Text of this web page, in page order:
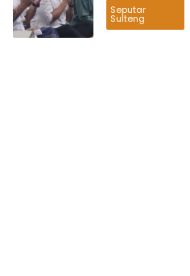
Seputar
Sulteng